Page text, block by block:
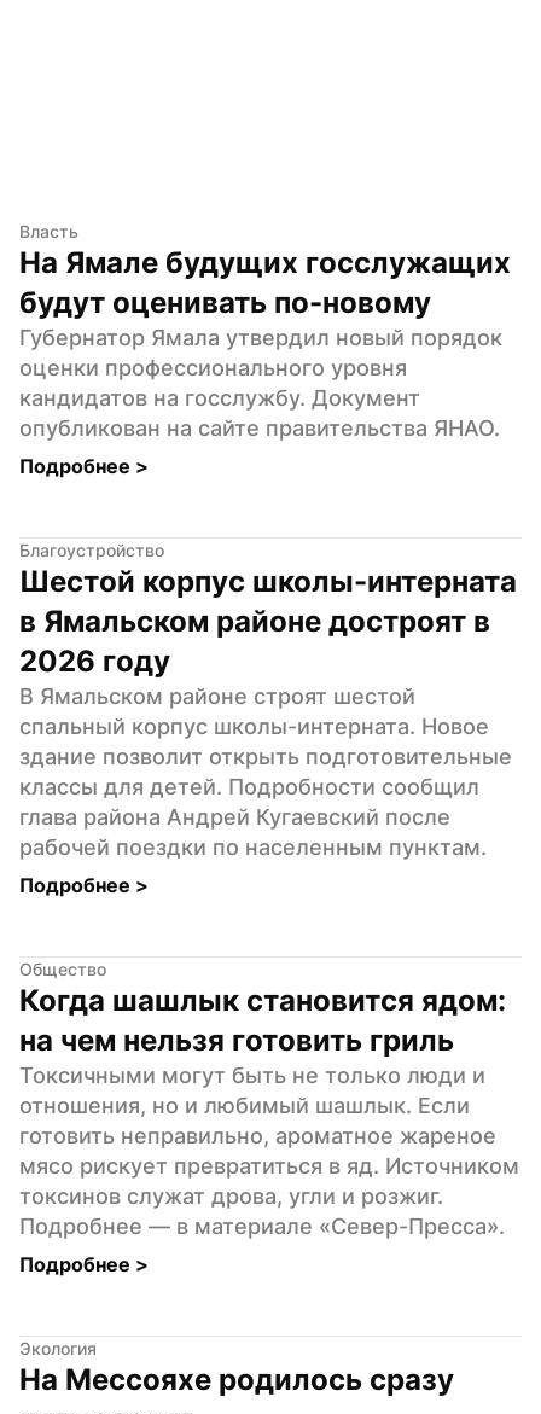
Власть
На Ямале будущих госслужащих
будут оценивать по-новому
Губернатор Ямала утвердил новый порядок
оценки профессионального уровня
кандидатов на госслужбу. Документ
опубликован на сайте правительства ЯНАО.
Подробнее >
Благоустройство
Шестой корпус школы-интерната
в Ямальском районе достроят в
2026 году
В Ямальском районе строят шестой
спальный корпус школы-интерната. Новое
здание позволит открыть подготовительные
классы для детей. Подробности сообщил
глава района Андрей Кугаевский после
рабочей поездки по населенным пунктам.
Подробнее >
Общество
Когда шашлык становится ядом:
на чем нельзя готовить гриль
Токсичными могут быть не только люди и
отношения, но и любимый шашлык. Если
готовить неправильно, ароматное жареное
мясо рискует превратиться в яд. Источником
токсинов служат дрова, угли и розжиг.
Подробнее — в материале «Север-Пресса».
Подробнее >
Экология
На Мессояхе родилось сразу